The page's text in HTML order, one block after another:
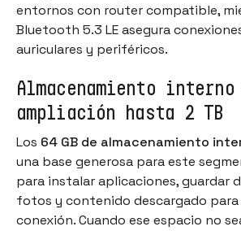
entornos con router compatible,
Bluetooth 5.3 LE asegura
auriculares y periféricos.
Almacenamiento
ampliación hasta 2 TB
Los 64 GB de almacenamiento
una base generosa para este
para instalar aplicaciones, guardar
fotos y contenido descargado
conexión. Cuando ese espacio no